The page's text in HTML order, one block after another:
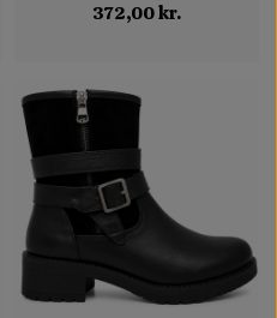
372,00 kr.